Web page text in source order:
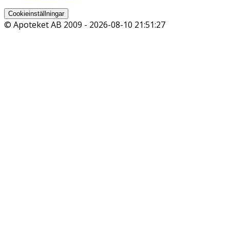
Cookieinställningar
© Apoteket AB 2009 - 2026-08-10 21:51:27